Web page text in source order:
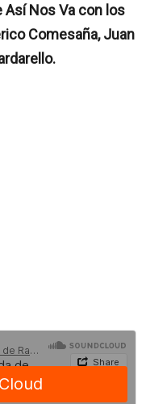
Así Nos Va con los
Comesaña, Juan